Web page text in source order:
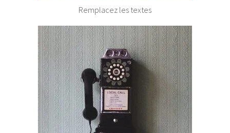
Remplacez les textes